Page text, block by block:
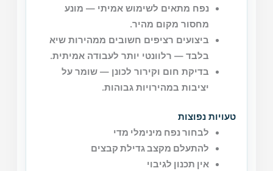
נפח מתאים לשימוש אמיתי — מונע
מחסור מקום מהיר.
ביצועים רציפים חשובים ממהירות שיא
בלבד — רלוונטי יותר לעבודה אמיתית.
בדיקת חום וקירור לכונן — שומר על
יציבות במהירויות גבוהות.
טעויות נפוצות
לבחור נפח מינימלי מדי
להתעלם מקצב גדילת קבצים
אין תכנון לגיבוי